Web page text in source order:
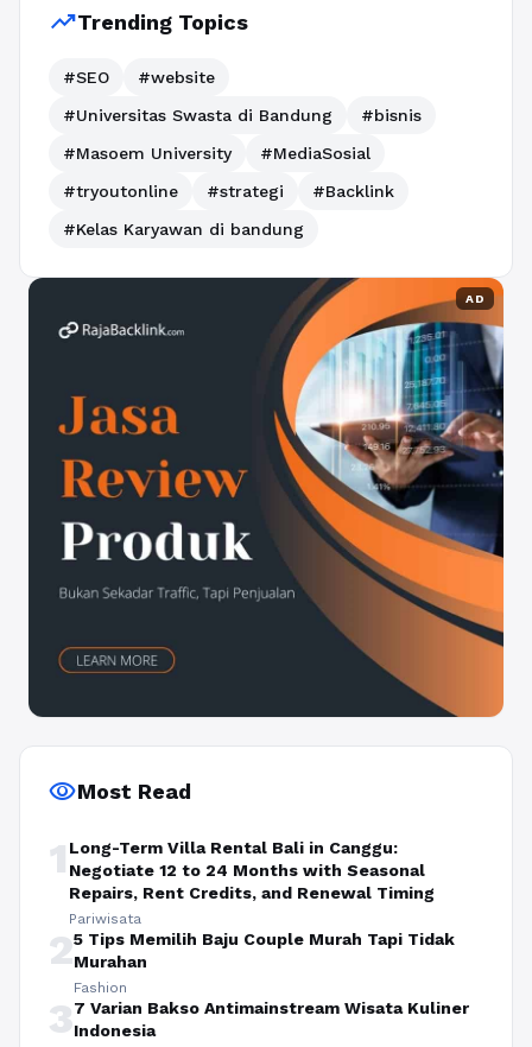
trending_upTrending Topics
#SEO
#website
#Universitas Swasta di Bandung
#bisnis
#Masoem University
#MediaSosial
#tryoutonline
#strategi
#Backlink
#Kelas Karyawan di bandung
AD
visibilityMost Read
1 Long-Term Villa Rental Bali in Canggu:
Negotiate 12 to 24 Months with Seasonal
Repairs, Rent Credits, and Renewal Timing
Pariwisata
25 Tips Memilih Baju Couple Murah Tapi Tidak
Murahan
Fashion
37 Varian Bakso Antimainstream Wisata Kuliner
Indonesia